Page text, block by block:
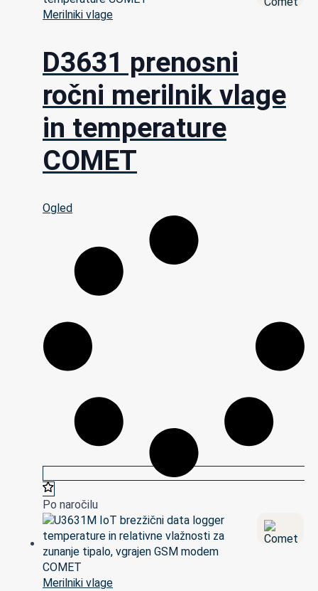
Merilniki vlage
D3631 prenosni
ročni merilnik vlage
in temperature
COMET
Ogled
Po naročilu
Merilniki vlage